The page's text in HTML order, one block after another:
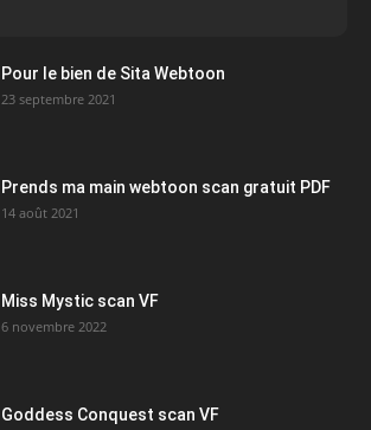
Pour le bien de Sita Webtoon
23 septembre 2021
Prends ma main webtoon scan gratuit PDF
14 août 2021
Miss Mystic scan VF
6 novembre 2022
Goddess Conquest scan VF